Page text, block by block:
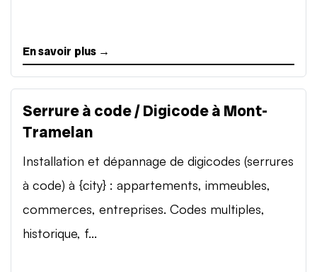
En savoir plus →
Serrure à code / Digicode à Mont-
Tramelan
Installation et dépannage de digicodes (serrures
à code) à {city} : appartements, immeubles,
commerces, entreprises. Codes multiples,
historique, f...